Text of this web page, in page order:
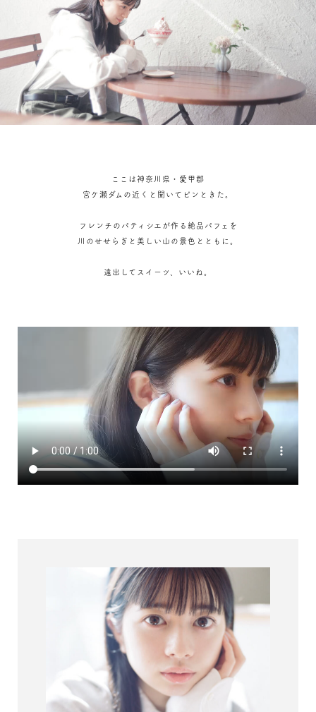
ここは神奈川県・愛甲郡
宮ケ瀬ダムの近くと聞いてピンときた。
フレンチのパティシエが作る絶品パフェを
川のせせらぎと美しい山の景色とともに。
遠出してスイーツ、いいね。